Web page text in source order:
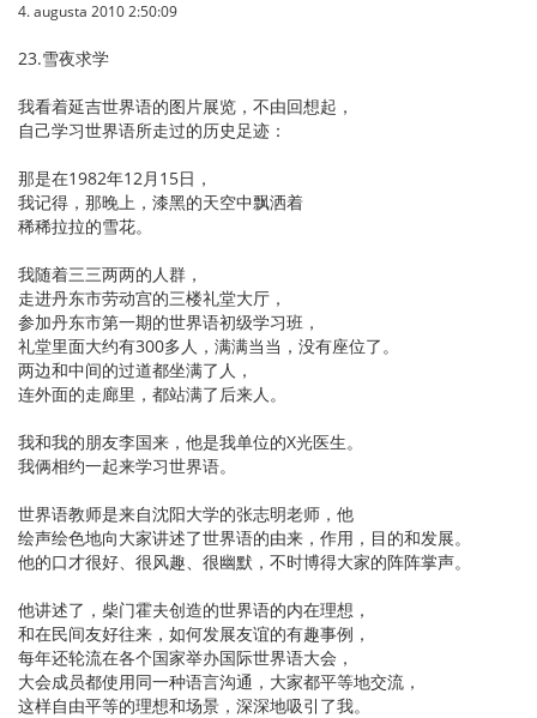
4. augusta 2010 2:50:09
23.雪夜求学
我看着延吉世界语的图片展览，不由回想起，
自己学习世界语所走过的历史足迹：
那是在1982年12月15日，
我记得，那晚上，漆黑的天空中飘洒着
稀稀拉拉的雪花。
我随着三三两两的人群，
走进丹东市劳动宫的三楼礼堂大厅，
参加丹东市第一期的世界语初级学习班，
礼堂里面大约有300多人，满满当当，没有座位了。
两边和中间的过道都坐满了人，
连外面的走廊里，都站满了后来人。
我和我的朋友李国来，他是我单位的X光医生。
我俩相约一起来学习世界语。
世界语教师是来自沈阳大学的张志明老师，他
绘声绘色地向大家讲述了世界语的由来，作用，目的和发展。
他的口才很好、很风趣、很幽默，不时博得大家的阵阵掌声。
他讲述了，柴门霍夫创造的世界语的内在理想，
和在民间友好往来，如何发展友谊的有趣事例，
每年还轮流在各个国家举办国际世界语大会，
大会成员都使用同一种语言沟通，大家都平等地交流，
这样自由平等的理想和场景，深深地吸引了我。